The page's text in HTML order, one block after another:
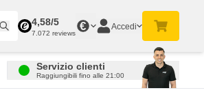
4,58/5
7.072 reviews
€ Accedi
Servizio clienti
Raggiungibili fino alle 21:00